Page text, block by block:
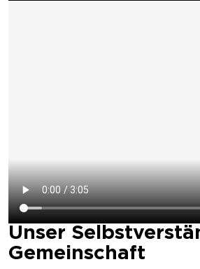
Unser
Gemeinschaft